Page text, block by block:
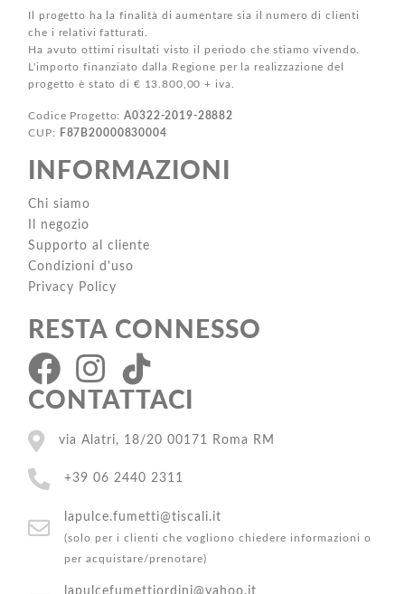
Il progetto ha la finalità di aumentare sia il numero di clienti
che i relativi fatturati.
Ha avuto ottimi risultati visto il periodo che stiamo vivendo.
L'importo finanziato dalla Regione per la realizzazione del
progetto è stato di € 13.800,00 + iva.
Codice Progetto:A0322-2019-28882
CUP:
F87B20000830004
INFORMAZIONI
Chi siamo
Il negozio
Supporto al cliente
Condizioni d'uso
Privacy Policy
RESTA CONNESSO
CONTATTACI
via Alatri, 18/20 00171 Roma RM
+39 06 2440 2311
lapulce.fumetti@tiscali.it
(solo per i clienti che vogliono chiedere informazioni o
per acquistare/prenotare)
lapulcefumettiordini@yahoo.it